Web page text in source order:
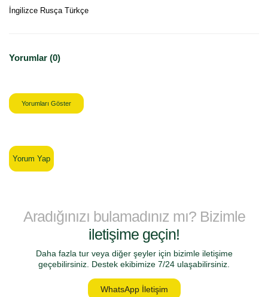
İngilizce Rusça Türkçe
Yorumlar (0)
Yorumları Göster
Yorum Yap
Aradığınızı bulamadınız mı? Bizimle
iletişime geçin!
Daha fazla tur veya diğer şeyler için bizimle iletişime
geçebilirsiniz. Destek ekibimize 7/24 ulaşabilirsiniz.
WhatsApp İletişim